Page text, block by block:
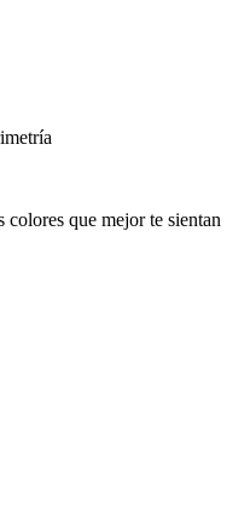
colores que mejor te sientan